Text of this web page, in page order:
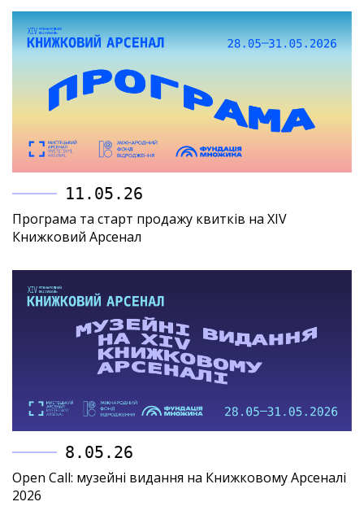
11.05.26
Програма та старт продажу квитків на XIV
Книжковий Арсенал
8.05.26
Open Call: музейні видання на Книжковому Арсеналі
2026